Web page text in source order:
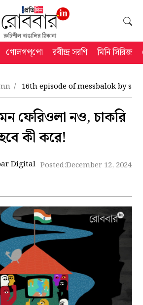
গোলগপ্‌পো রবীন্দ্র সরণি মিনি সিরিজ
16th episode of messbalok by
ফেরিওলা নও, চাকরি
কী করে!
Digital Posted:December 12, 2024